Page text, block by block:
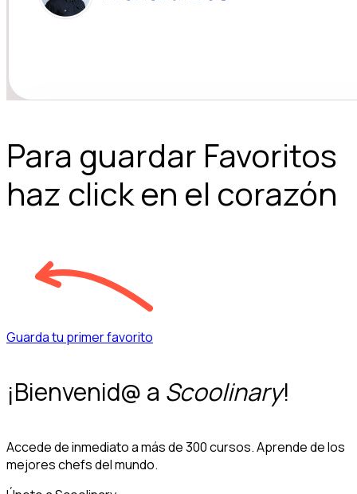
Para guardar Favoritos
haz click en el corazón
Guarda tu primer favorito
¡Bienvenid@ a Scoolinary!
Accede de inmediato a más de 300 cursos. Aprende de los
mejores chefs del mundo.